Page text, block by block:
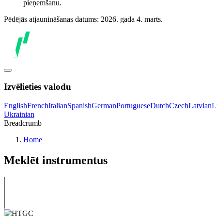
pieņemšanu.
Pēdējās atjaunināšanas datums: 2026. gada 4. marts.
Izvēlieties valodu
EnglishFrenchItalianSpanishGermanPortugueseDutchCzechLatvian
Ukrainian
Breadcrumb
Home
Meklēt instrumentus